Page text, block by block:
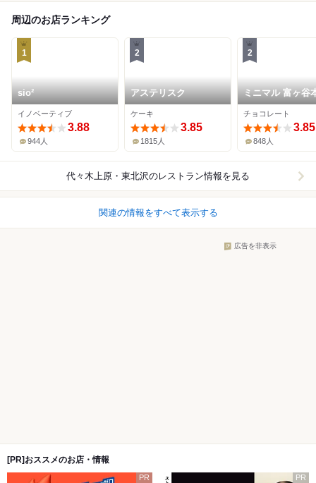
周辺のお店ランキング
1
sio²
イノベーティブ
3.88
944人
2
アステリスク
ケーキ
3.85
1815人
2
ミニマル 富ヶ谷
チョコレート
3.85
848人
代々木上原・東北沢のレストラン情報を見る
関連の情報をすべて表示する
広告を非表示
[PR]おススメのお店・情報
PR PR